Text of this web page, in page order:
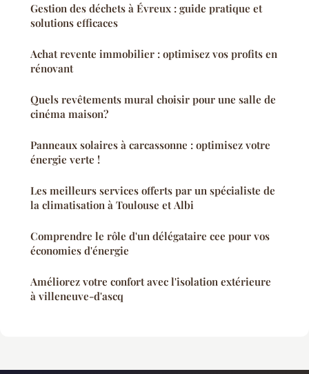
Gestion des déchets à Évreux : guide pratique et
solutions efficaces
Achat revente immobilier : optimisez vos profits en
rénovant
Quels revêtements mural choisir pour une salle de
cinéma maison?
Panneaux solaires à carcassonne : optimisez votre
énergie verte !
Les meilleurs services offerts par un spécialiste de
la climatisation à Toulouse et Albi
Comprendre le rôle d'un délégataire cee pour vos
économies d'énergie
Améliorez votre confort avec l'isolation extérieure
à villeneuve-d'ascq